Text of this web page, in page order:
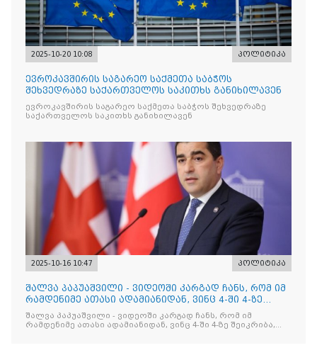
2025-10-20 10:08 პოლიტიკა
ევროკავშირის საგარეო საქმეთა საბჭოს
შეხვედრაზე საქართველოს საკითხს განიხილავენ
ევროკავშირის საგარეო საქმეთა საბჭოს შეხვედრაზე
საქართველოს საკითხს განიხილავენ
2025-10-16 10:47 პოლიტიკა
შალვა პაპუაშვილი - ვიდეოში კარგად ჩანს, რომ იმ
რამდენიმე ათასი ადამიანიდან, ვინც 4-ში 4-ზე
შეიკრიბა,
შალვა პაპუაშვილი - ვიდეოში კარგად ჩანს, რომ იმ
რამდენიმე ათასი ადამიანიდან, ვინც 4-ში 4-ზე შეიკრიბა,